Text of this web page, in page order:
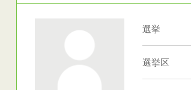
選挙
選挙区